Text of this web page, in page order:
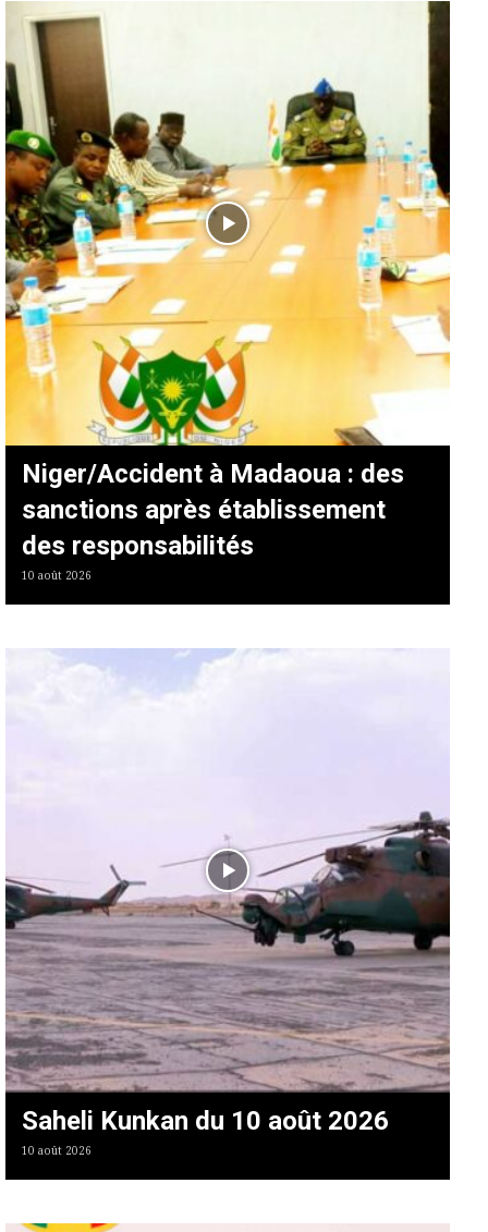
Niger/Accident à Madaoua : des
sanctions après établissement
des responsabilités
10 août 2026
Saheli Kunkan du 10 août 2026
10 août 2026